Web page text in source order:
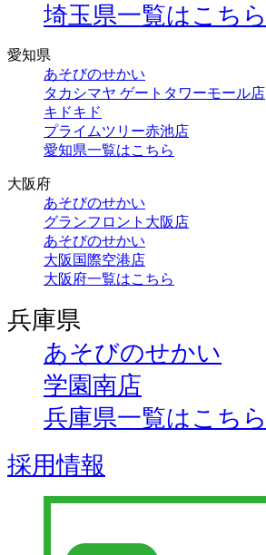
埼玉県一覧はこちら
愛知県
あそびのせかい
タカシマヤ ゲートタワーモール店
キドキド
プライムツリー赤池店
愛知県一覧はこちら
大阪府
あそびのせかい
グランフロント大阪店
あそびのせかい
大阪国際空港店
大阪府一覧はこちら
兵庫県
あそびのせかい
学園南店
兵庫県一覧はこちら
採用情報